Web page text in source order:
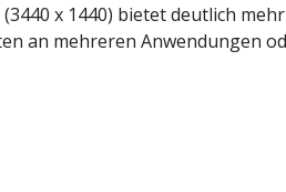
x 1440) bietet deutlich
an mehreren Anwendungen